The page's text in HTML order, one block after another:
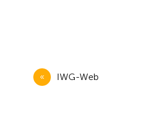
Navegación
de
IWG-Web